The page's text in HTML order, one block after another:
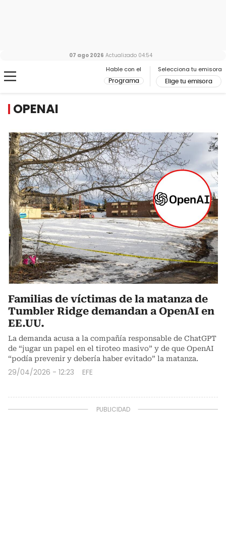
Hable con el
Programa
Selecciona tu emisora
Elige tu emisora
07 ago 2026 Actualizado 04:54
OPENAI
Familias de víctimas de la matanza de
Tumbler Ridge demandan a OpenAI en
EE.UU.
La demanda acusa a la compañía responsable de ChatGPT
de “jugar un papel en el tiroteo masivo” y de que OpenAI
“podía prevenir y debería haber evitado” la matanza.
29/04/2026 - 12:23 EFE